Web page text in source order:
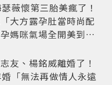
薇懷第三胎美瘋了！
大方露孕肚當時尚配
媽咪氣場全開美到發
友、楊銘威離婚了！
「無法再做情人永遠